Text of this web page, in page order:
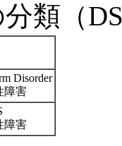
類（
Disorder
障害
障害